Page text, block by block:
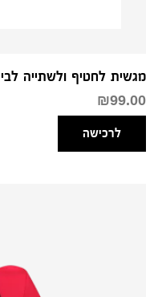
מגשית לחטיף ולשתייה לבי 6, דונקי ופוקס*
₪99.00
לרכישה